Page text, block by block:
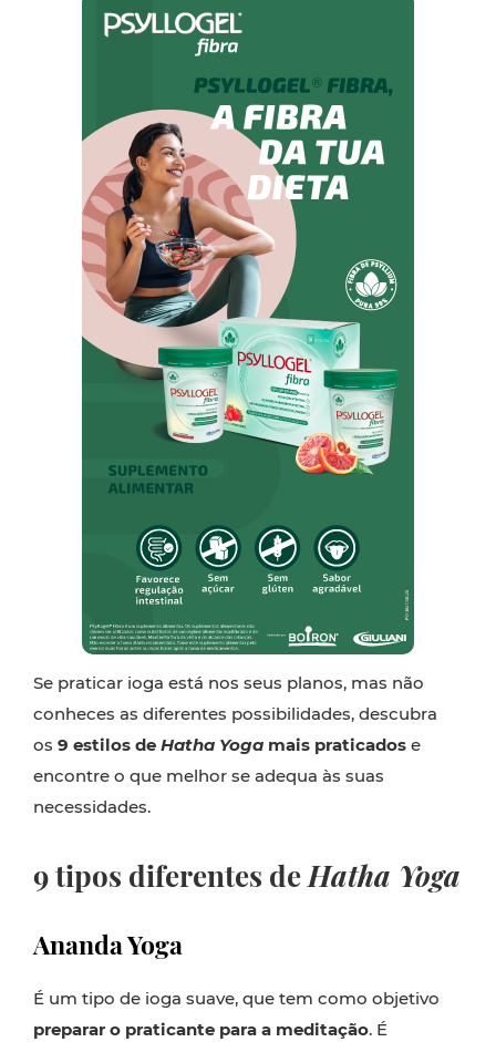
Se praticar ioga está nos seus planos, mas não
conheces as diferentes possibilidades, descubra
os 9 estilos de Hatha Yoga mais praticados e
encontre o que melhor se adequa às suas
necessidades.
9 tipos diferentes deHatha Yoga
Ananda Yoga
É um tipo de ioga suave, que tem como objetivo
preparar o praticante para a meditação. É